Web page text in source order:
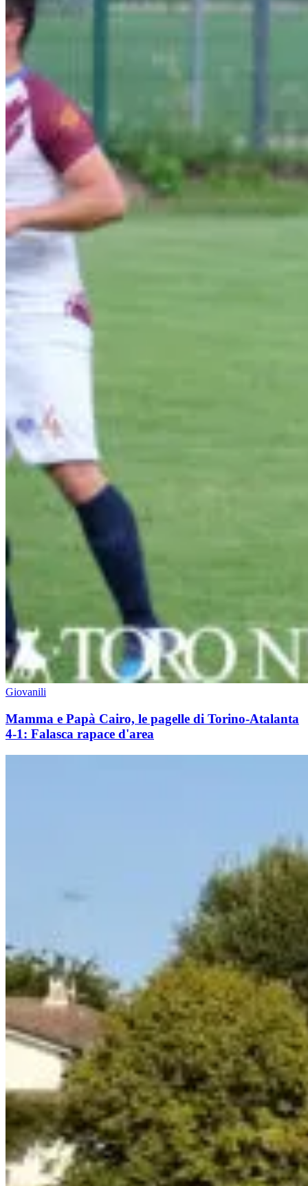
Giovanili
Mamma e Papà Cairo, le pagelle di Torino-Atalanta
4-1: Falasca rapace d'area